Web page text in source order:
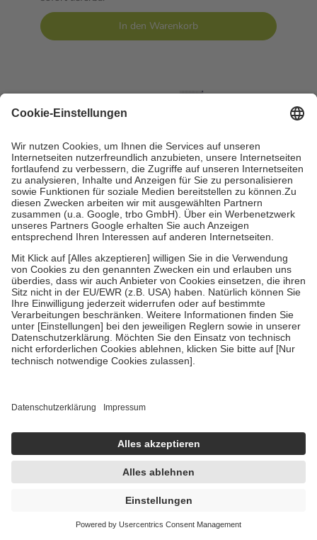
In den Warenkorb
parodontax CLASSIC Zahnpasta 75 ml
Zahnpasta
75 ml
Zahnpasta
5,49 €
73,20 € / 1 l
sofort lieferbar
In den Warenkorb
Zahncreme